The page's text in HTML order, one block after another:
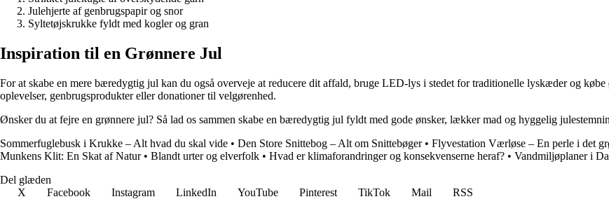
Julehjerte af genbrugspapir og snor
Syltetøjskrukke fyldt med kogler og gran
Inspiration til en Grønnere Jul
For at skabe en mere bæredygtig jul kan du også overveje at reducere dit affald, bruge LED-lys i stedet for traditionelle lyskæder og
oplevelser, genbrugsprodukter eller donationer til velgørenhed.
Ønsker du at fejre en grønnere jul? Så lad os sammen skabe en bæredygtig jul fyldt med gode ønsker, lækker mad og hyggelig
Sommerfuglebusk i Krukke – Alt hvad du skal vide • Den Store Snittebog – Alt om Snittebøger• Flyvestation Værløse – En perle i det
Munkens Klit: En Skat af Natur• Blandt urter og elverfolk • Hvad er klimaforandringer og konsekvenserne heraf? • Vandmiljøplaner i
Del glæden
X
Facebook Instagram LinkedIn YouTube Pinterest TikTok Mail
RSS